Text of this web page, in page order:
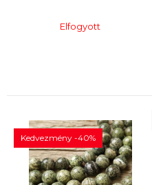
Elfogyott
Kedvezmény -40%